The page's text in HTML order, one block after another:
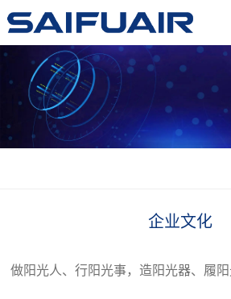
企业文化
做阳光人、行阳光事，造阳光器、履阳